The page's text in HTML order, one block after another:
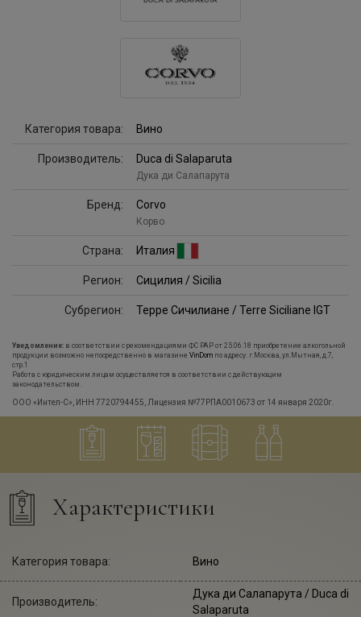
Категория товара: Вино
Производитель: Duca di Salaparuta
Дука ди Салапарута
Бренд: Corvo
Корво
Страна: Италия
Регион: Сицилия / Sicilia
Субрегион: Терре Сичилиане / Terre Siciliane IGT
Уведомление: в соответствии с рекомендациями ФС РАР от 25.06.18 приобретение алкогольной
продукции возможно непосредственно в магазине VinDom по адресу: г.Москва, ул.Мытная, д.7,
стр.1
Работа с юридическим лицам осуществляется в соответствии с действующим
законодательством.
ООО «Интел-С», ИНН 7720794455, Лицензия №77РПА0010673 от 14 января 2020г.
Характеристики
Категория товара: Вино
Производитель:
Дука ди Салапарута / Duca di
Salaparuta